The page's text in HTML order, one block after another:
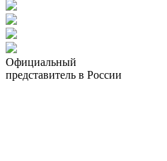
Официальный
представитель в России